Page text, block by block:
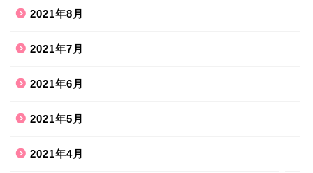
2021年8月
2021年7月
2021年6月
2021年5月
2021年4月